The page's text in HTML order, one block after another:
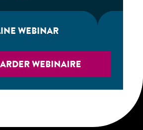
WEBINAR
WEBINAIRE